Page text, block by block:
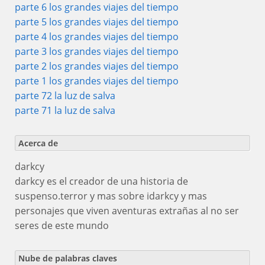
parte 6 los grandes viajes del tiempo
parte 5 los grandes viajes del tiempo
parte 4 los grandes viajes del tiempo
parte 3 los grandes viajes del tiempo
parte 2 los grandes viajes del tiempo
parte 1 los grandes viajes del tiempo
parte 72 la luz de salva
parte 71 la luz de salva
Acerca de
darkcy
darkcy es el creador de una historia de
suspenso.terror y mas sobre idarkcy y mas
personajes que viven aventuras extrañas al no ser
seres de este mundo
Nube de palabras claves